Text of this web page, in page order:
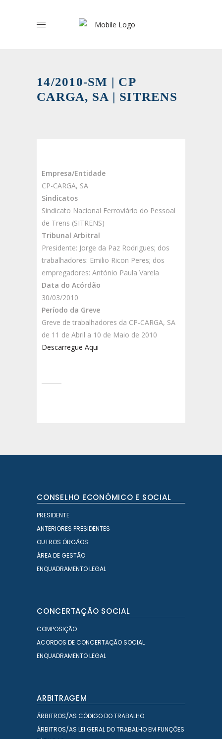
14/2010-SM | CP
CARGA, SA | SITRENS
Empresa/Entidade
CP-CARGA, SA
Sindicatos
Sindicato Nacional Ferroviário do Pessoal
de Trens (SITRENS)
Tribunal Arbitral
Presidente: Jorge da Paz Rodrigues; dos
trabalhadores: Emilio Ricon Peres; dos
empregadores: António Paula Varela
Data do Acórdão
30/03/2010
Período da Greve
Greve de trabalhadores da CP-CARGA, SA
de 11 de Abril a 10 de Maio de 2010
Descarregue Aqui
CONSELHO ECONÓMICO E SOCIAL
PRESIDENTE
ANTERIORES PRESIDENTES
OUTROS ÓRGÃOS
ÁREA DE GESTÃO
ENQUADRAMENTO LEGAL
CONCERTAÇÃO SOCIAL
COMPOSIÇÃO
ACORDOS DE CONCERTAÇÃO SOCIAL
ENQUADRAMENTO LEGAL
ARBITRAGEM
ÁRBITROS/AS CÓDIGO DO TRABALHO
ÁRBITROS/AS LEI GERAL DO TRABALHO EM FUNÇÕES